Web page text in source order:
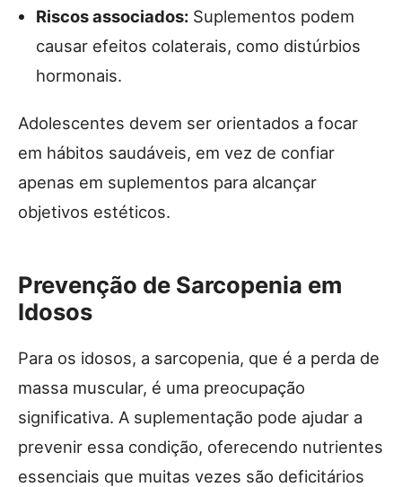
Riscos associados: Suplementos podem
causar efeitos colaterais, como distúrbios
hormonais.
Adolescentes devem ser orientados a focar
em hábitos saudáveis, em vez de confiar
apenas em suplementos para alcançar
objetivos estéticos.
Prevenção de Sarcopenia em
Idosos
Para os idosos, a sarcopenia, que é a perda de
massa muscular, é uma preocupação
significativa. A suplementação pode ajudar a
prevenir essa condição, oferecendo nutrientes
essenciais que muitas vezes são deficitários